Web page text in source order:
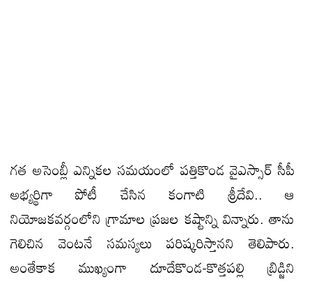
గత అసెంబ్లీ ఎన్నికల సమయంలో పత్తికొండ వైఎస్సార్ సీపీ
అభ్యర్థిగా పోటీ చేసిన కంగాటి శ్రీదేవి.. ఆ
నియోజకవర్గంలోని గ్రామాల ప్రజల కష్టాన్ని విన్నారు. తాను
గెలిచిన వెంటనే సమస్యలు పరిష్కరిస్తానని తెలిపారు.
అంతేకాక ముఖ్యంగా దూదేకొండ-కొత్తపల్లి బ్రిడ్జిని